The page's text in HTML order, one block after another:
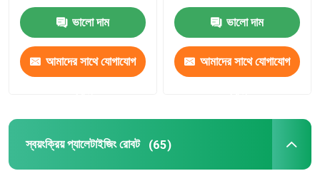
ভালো দাম
আমাদের সাথে যোগাযোগ
ভালো দাম
আমাদের সাথে যোগাযোগ
স্বয়ংক্রিয় প্যালেটাইজিং রোবট (65)